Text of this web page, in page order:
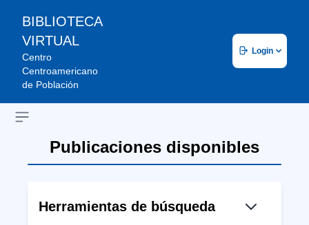
BIBLIOTECA
VIRTUAL
Centro
Centroamericano
de Población
Login
Open sidebar
Publicaciones disponibles
Herramientas de búsqueda